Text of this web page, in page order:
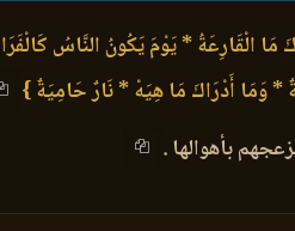
مَا الْقَارِعَةُ * يَوْمَ يَكُونُ النَّاسُ
وَمَا أَدْرَاكَ مَا هِيَهْ * نَارٌ حَامِيَةٌ }
بأهوالها .